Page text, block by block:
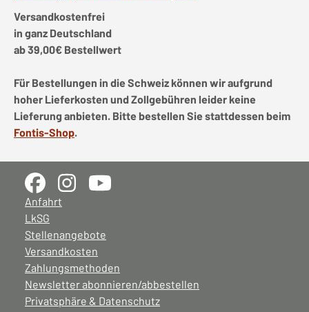
Versandkostenfrei
in ganz Deutschland
ab 39,00€ Bestellwert
Für Bestellungen in die Schweiz können wir aufgrund
hoher Lieferkosten und Zollgebühren leider keine
Lieferung anbieten. Bitte bestellen Sie stattdessen beim
Fontis-Shop.
Anfahrt
LkSG
Stellenangebote
Versandkosten
Zahlungsmethoden
Newsletter abonnieren/abbestellen
Privatsphäre & Datenschutz